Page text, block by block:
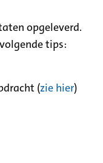
opgeleverd.
tips:
(zie hier)